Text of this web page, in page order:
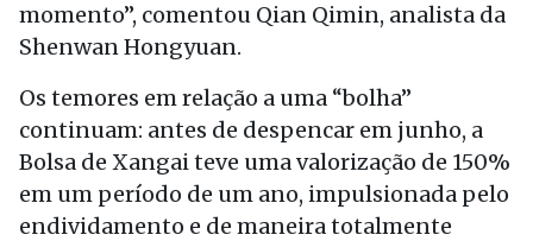
momento”, comentou Qian Qimin, analista da
Shenwan Hongyuan.
Os temores em relação a uma “bolha”
continuam: antes de despencar em junho, a
Bolsa de Xangai teve uma valorização de 150%
em um período de um ano, impulsionada pelo
endividamento e de maneira totalmente